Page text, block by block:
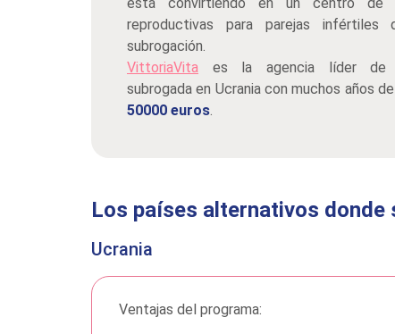
reproductivas para parejas infértiles
subrogación.
VittoriaVita es la agencia líder de
subrogada en Ucrania con muchos años
50000 euros.
Los países alternativos donde
Ucrania
Ventajas del programa: